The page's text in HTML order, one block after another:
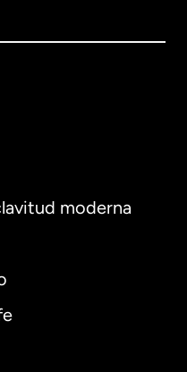
moderna